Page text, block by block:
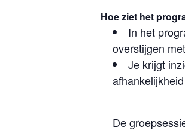
Hoe ziet het
In het
overstijgen
Je krijgt
De